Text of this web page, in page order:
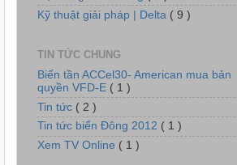
Hệ thống tủ động lực và chiếu sáng
Kỹ thuật giải pháp | Delta ( 9 )
TIN TỨC CHUNG
Biến tần ACCel30- American mua bản
quyền VFD-E ( 1 )
Tin tức ( 2 )
Tin tức biển Đông 2012 ( 1 )
Xem TV Online ( 1 )